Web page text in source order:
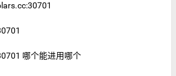
哪个能进用哪个